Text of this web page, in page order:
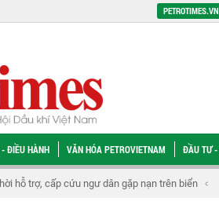
PETROTIMES.VN
ĐIỀU HÀNH VĂN HÓA PETROVIETNAM ĐẦU TƯ -
cơ chế, chính sách phát triển Trung tâm lọc